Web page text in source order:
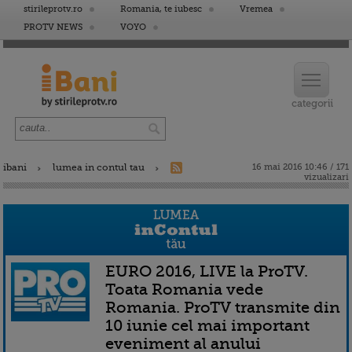
stirileprotv.ro Romania, te iubesc
Vremea
PROTV NEWS
VOYO
ibani lumea in contul tau
16 mai 2016 10:46 / 171
vizualizari
EURO 2016, LIVE la ProTV.
Toata Romania vede
Romania. ProTV transmite din
10 iunie cel mai important
eveniment al anului